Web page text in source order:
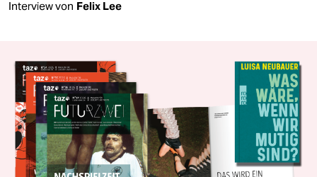
Interview von Felix Lee